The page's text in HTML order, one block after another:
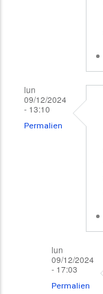
lun
09/12/2024
- 13:10
Permalien
lun
09/12/2024
- 17:03
Permalien